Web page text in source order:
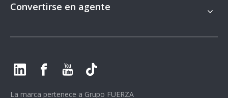
Convertirse en agente
La marca pertenece a Grupo FUERZA